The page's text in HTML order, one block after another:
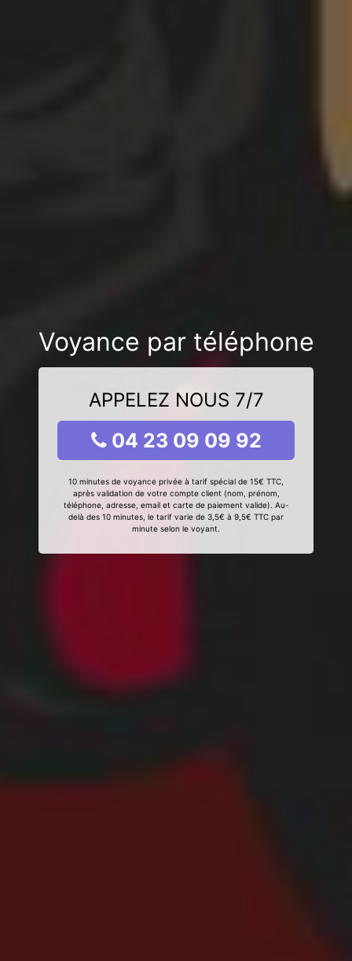
Voyance par téléphone
APPELEZ NOUS 7/7
04 23 09 09 92
10 minutes de voyance privée à tarif spécial de 15€ TTC,
après validation de votre compte client (nom, prénom,
téléphone, adresse, email et carte de paiement valide). Au-
delà des 10 minutes, le tarif varie de 3,5€ à 9,5€ TTC par
minute selon le voyant.